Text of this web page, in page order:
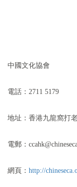
中國文化協會
電話： 2711 5179
地址：香港九龍窩打
電郵：
網頁： http://